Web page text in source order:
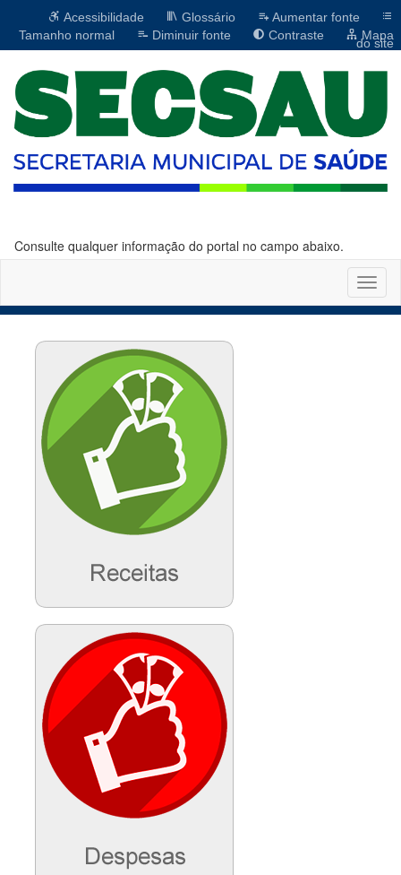
Acessibilidade Glossário
Aumentar fonte
Tamanho normal
Diminuir fonte Contraste Mapa
do site
Consulte qualquer informação do portal no campo abaixo.